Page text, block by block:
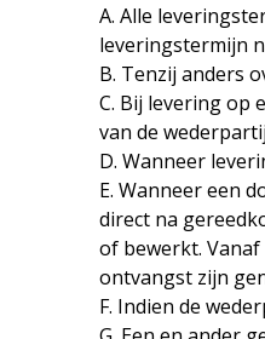
A. Alle
leveringstermijn
B. Tenzij anders
C. Bij levering op
van de
D. Wanneer
E. Wanneer een
direct na
of bewerkt.
ontvangst zijn
F. Indien de